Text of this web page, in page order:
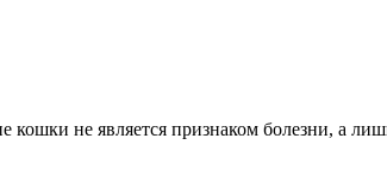
кошки не является признаком болезни, а